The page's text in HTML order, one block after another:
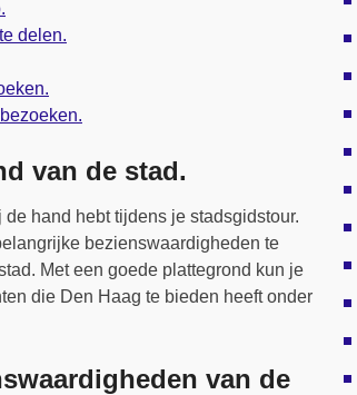
delen.
van de stad.
hand hebt tijdens je stadsgidstour.
bezienswaardigheden te
Met een goede plattegrond kun je
die Den Haag te bieden heeft onder
van de